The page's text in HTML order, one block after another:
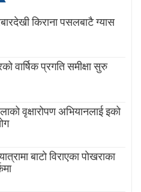
किराना पसलबाटै ग्यास
वार्षिक प्रगति समीक्षा सुरु
वृक्षारोपण अभियानलाई इको
बाटाे विराएका पाेखराका